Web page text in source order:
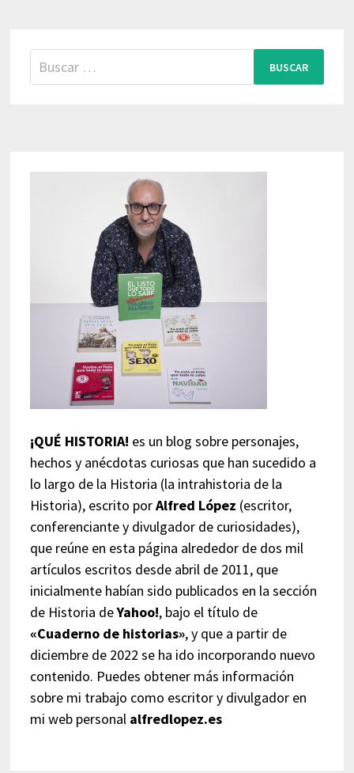
Buscar:
¡QUÉ HISTORIA! es un blog sobre personajes,
hechos y anécdotas curiosas que han sucedido a
lo largo de la Historia (la intrahistoria de la
Historia), escrito porAlfred López (escritor,
conferenciante y divulgador de curiosidades),
que reúne en esta página alrededor de dos mil
artículos escritos desde abril de 2011, que
inicialmente habían sido publicados en la sección
de Historia deYahoo!, bajo el título de
«Cuaderno de historias», y que a partir de
diciembre de 2022 se ha ido incorporando nuevo
contenido. Puedes obtener más información
sobre mi trabajo como escritor y divulgador en
mi web personal alfredlopez.es